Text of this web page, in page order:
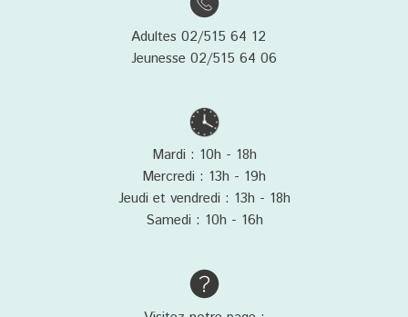
Adultes 02/515 64 12
Jeunesse 02/515 64 06
Mardi : 10h - 18h
Mercredi : 13h - 19h
Jeudi et vendredi : 13h - 18h
Samedi : 10h - 16h